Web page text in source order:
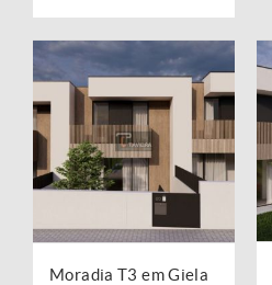
Moradia T3 em Giela